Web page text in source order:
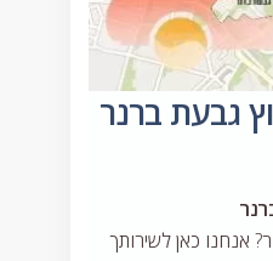
גבעת ברנר
אנחנו כאן לשירותך